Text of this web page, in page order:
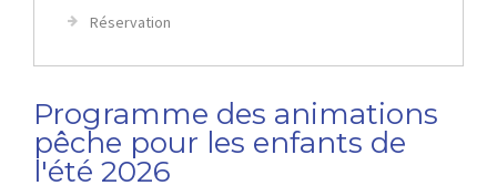
Réservation
Programme des animations
pêche pour les enfants de
l'été 2026